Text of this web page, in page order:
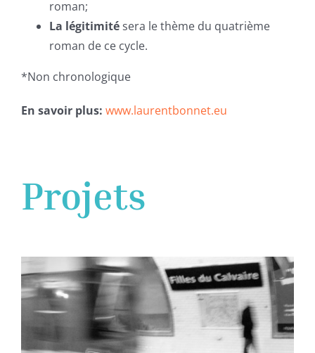
roman;
La légitimitésera le thème du quatrième
roman de ce cycle.
*Non chronologique
En savoir plus: www.laurentbonnet.eu
Projets
Les regards de Léa